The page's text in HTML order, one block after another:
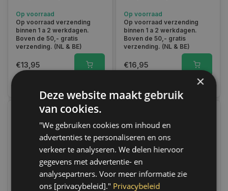
Op voorraad
Op voorraad verzending
binnen 1 a 2 werkdagen.
Boven de 50,- gratis
verzending. (NL & BE)
€13,95
Op voorraad
Op voorraad verzending
binnen 1 a 2 werkdagen.
Boven de 50,- gratis
verzending. (NL & BE)
€16,95
×
Deze website maakt gebruik
van cookies.
"We gebruiken cookies om inhoud en
advertenties te personaliseren en ons
verkeer te analyseren. We delen hiervoor
gegevens met advertentie- en
analysepartners. Voor meer informatie zie
ons [privacybeleid]." Privacybeleid